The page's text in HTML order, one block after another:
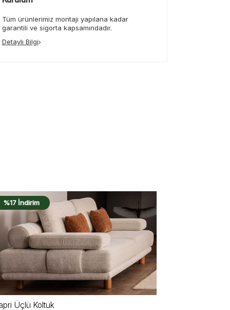
Tüm ürünlerimiz montajı yapılana kadar
garantili ve sigorta kapsamındadır.
Detaylı Bilgi
%17 İndirim
Üçlü Koltuk V2